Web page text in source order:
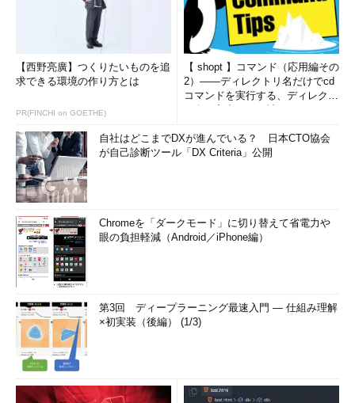
【西野亮廣】つくりたいものを追
求できる環境の作り方とは
PR(FINCHI on GOETHE)
【 shopt 】コマンド（応用編その
2）――ディレクトリ名だけでcd
コマンドを実行する、ディレクト
自社はどこまでDXが進んでいる？ 日本CTO協会
が自己診断ツール「DX Criteria」公開
Chromeを「ダークモード」に切り替えて省電力や
眼の負担軽減（Android／iPhone編）
第3回 ディープラーニング最速入門 ― 仕組み理解
×初実装（後編） (1/3)